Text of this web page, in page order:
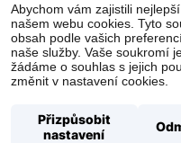
Abychom vám zajistili
našem webu cookies. Tyto
obsah podle vašich
naše služby. Vaše soukromí
žádáme o souhlas s jejich
změnit v nastavení cookies.
Přizpůsobit
nastavení
Kontakt